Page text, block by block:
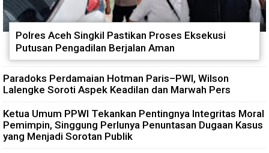
Polres Aceh Singkil Pastikan Proses Eksekusi
Putusan Pengadilan Berjalan Aman
Paradoks Perdamaian Hotman Paris–PWI, Wilson
Lalengke Soroti Aspek Keadilan dan Marwah Pers
Ketua Umum PPWI Tekankan Pentingnya Integritas Moral
Pemimpin, Singgung Perlunya Penuntasan Dugaan Kasus
yang Menjadi Sorotan Publik